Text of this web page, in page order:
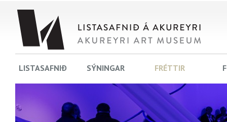
LISTASAFNIÐ SÝNINGAR FRÉTTIR